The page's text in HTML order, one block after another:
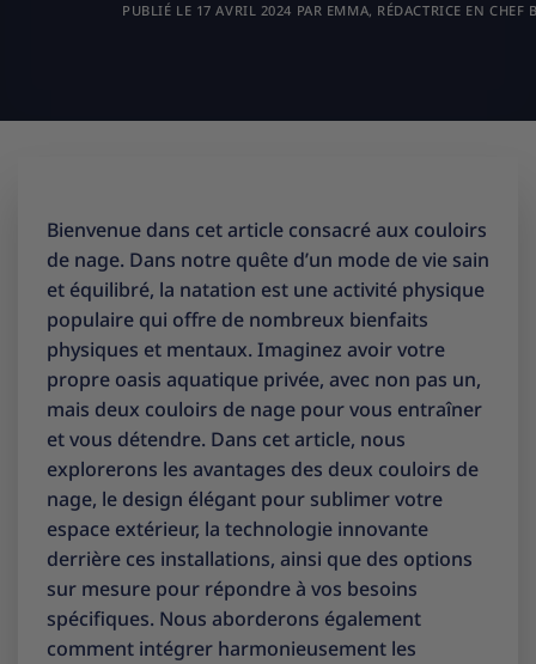
PUBLIÉ LE 17 AVRIL 2024 PAR EMMA, RÉDACTRICE EN CHEF
Bienvenue dans cet article consacré aux couloirs
de nage. Dans notre quête d’un mode de vie sain
et équilibré, la natation est une activité physique
populaire qui offre de nombreux bienfaits
physiques et mentaux. Imaginez avoir votre
propre oasis aquatique privée, avec non pas un,
mais deux couloirs de nage pour vous entraîner
et vous détendre. Dans cet article, nous
explorerons les avantages des deux couloirs de
nage, le design élégant pour sublimer votre
espace extérieur, la technologie innovante
derrière ces installations, ainsi que des options
sur mesure pour répondre à vos besoins
spécifiques. Nous aborderons également
comment intégrer harmonieusement les